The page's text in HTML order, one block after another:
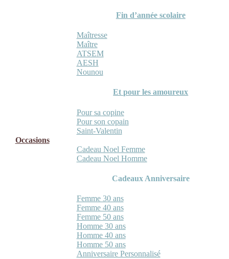
Fin d’année scolaire
Maîtresse
Maître
ATSEM
AESH
Nounou
Et pour les amoureux
Pour sa copine
Pour son copain
Saint-Valentin
Occasions
Cadeau Noel Femme
Cadeau Noel Homme
Cadeaux Anniversaire
Femme 30 ans
Femme 40 ans
Femme 50 ans
Homme 30 ans
Homme 40 ans
Homme 50 ans
Anniversaire Personnalisé